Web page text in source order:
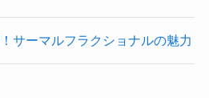
サーマルフラクショナルの魅力